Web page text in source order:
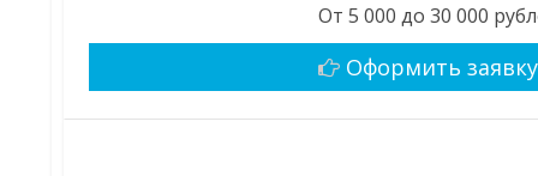
От 5 000 до 30 000
Оформить заявку